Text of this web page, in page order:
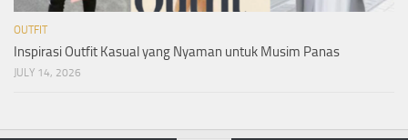
OUTFIT
Inspirasi Outfit Kasual yang Nyaman untuk Musim Panas
JULY 14, 2026